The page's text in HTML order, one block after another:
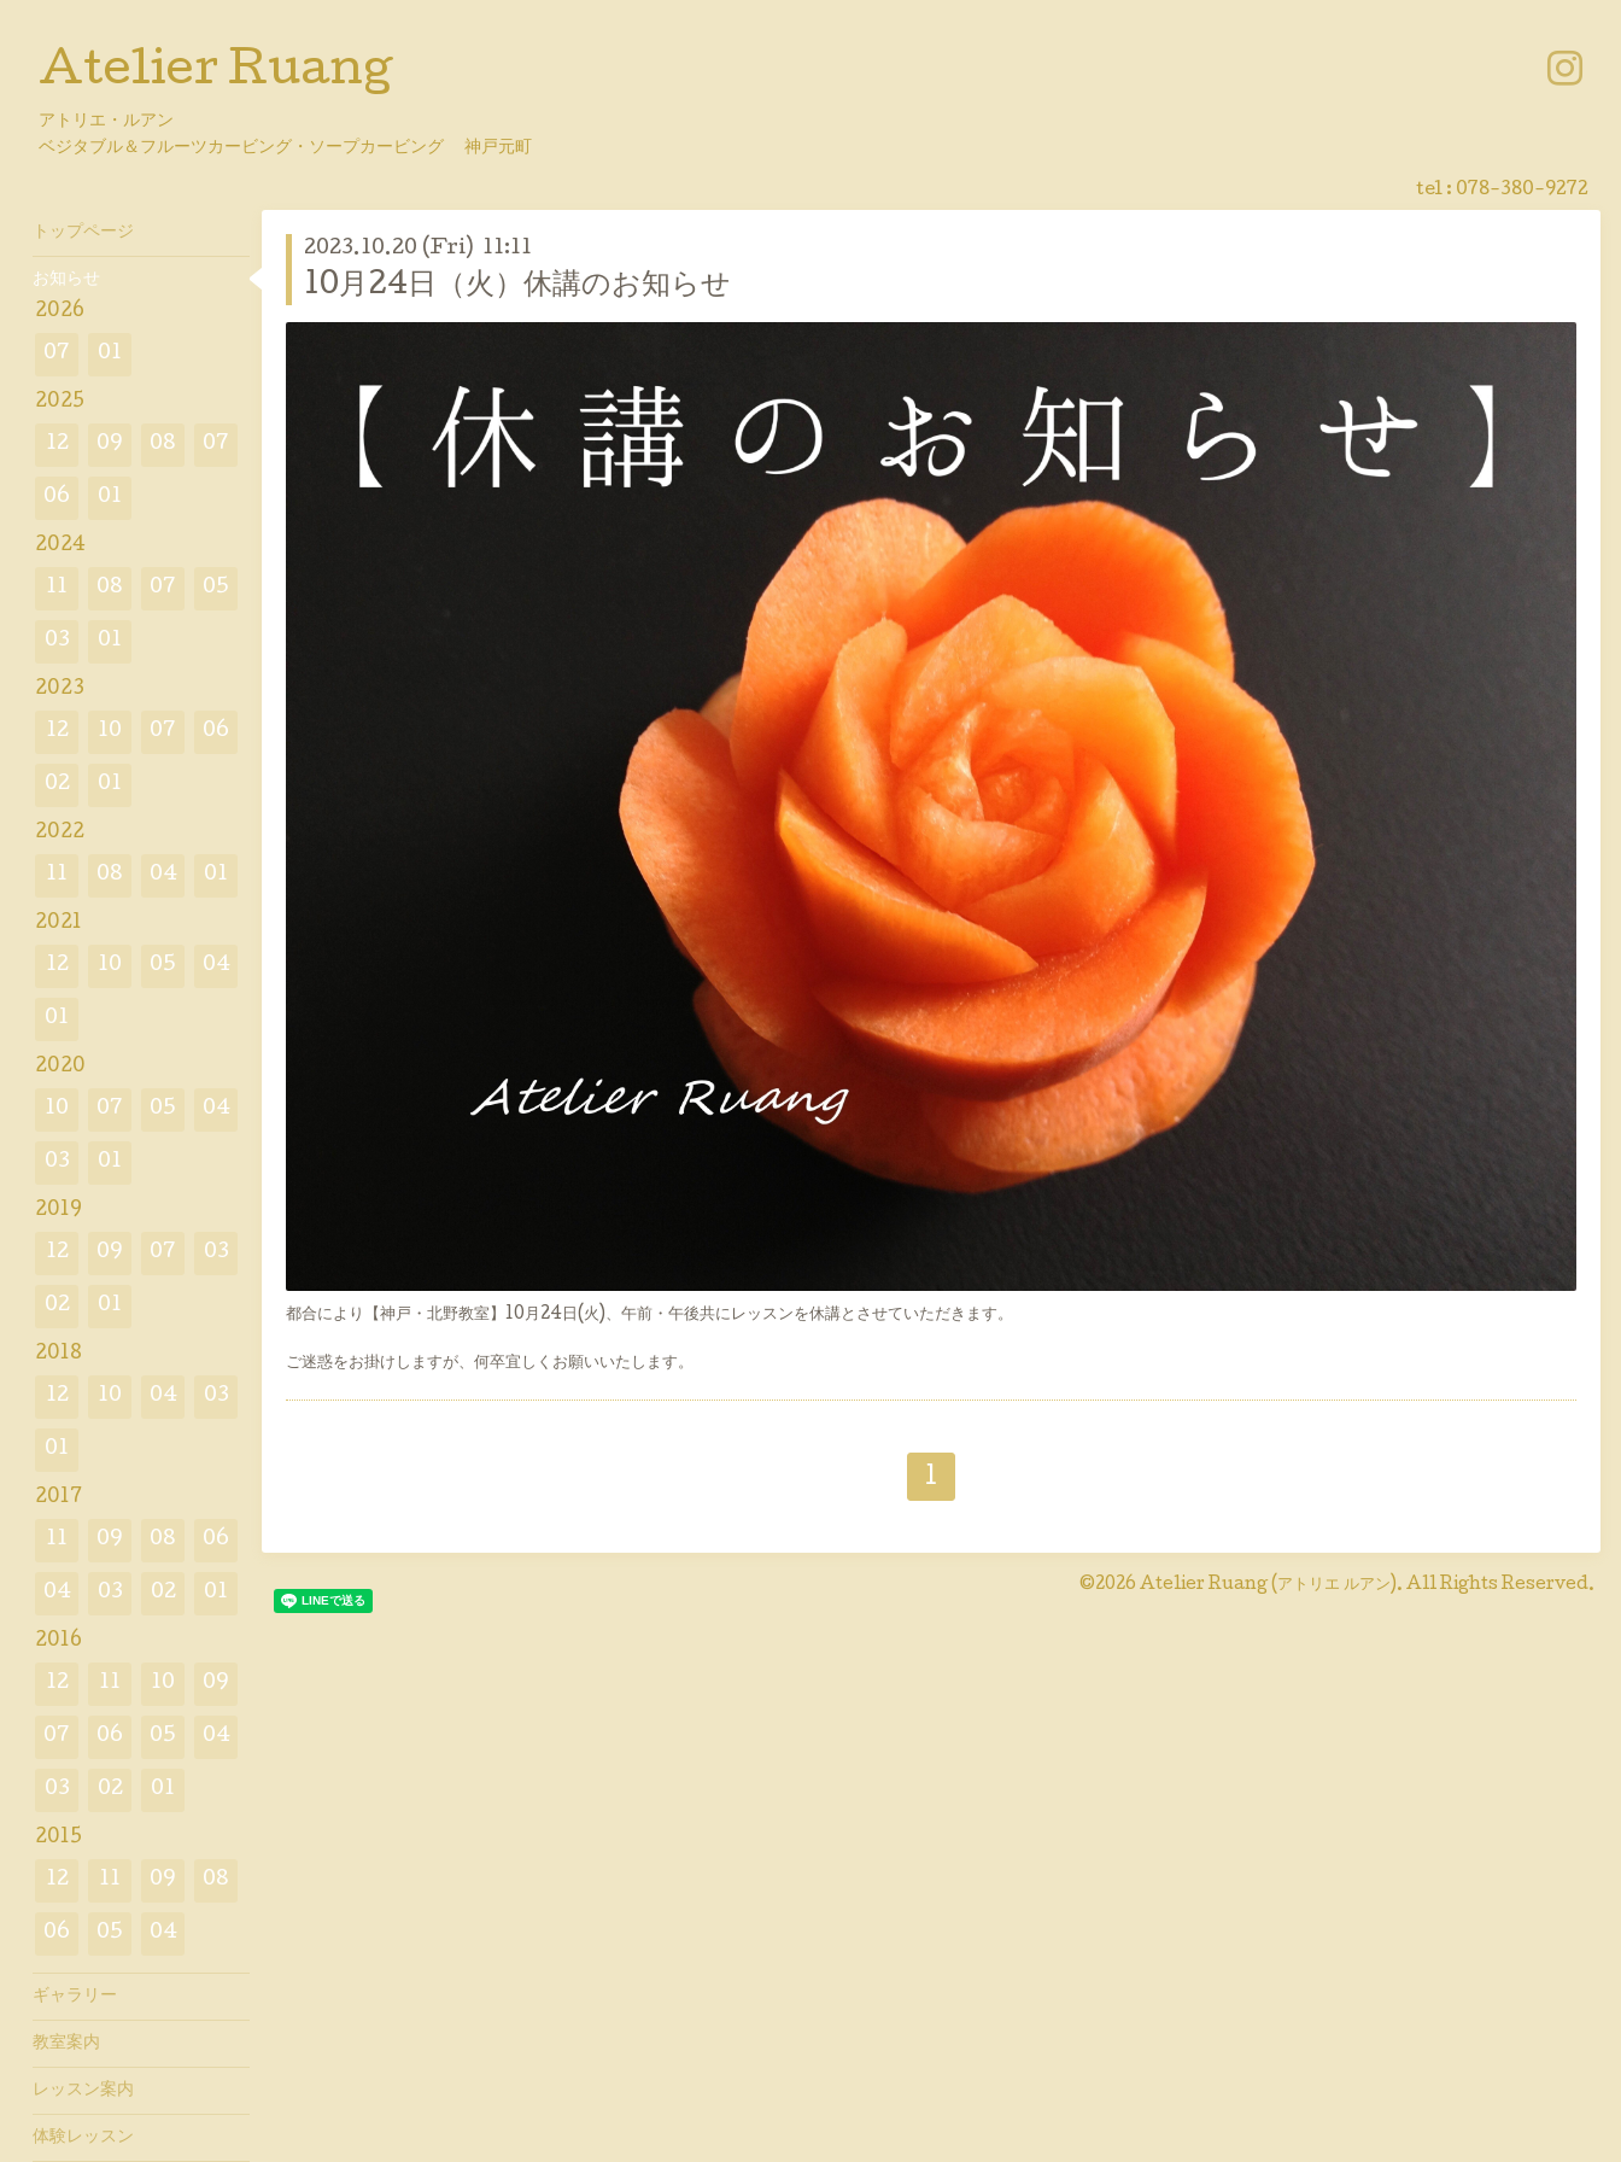
Atelier Ruang
アトリエ・ルアン
ベジタブル＆フルーツカービング・ソープカービング 神戸元町
tel : 078-380-9272
2023.10.20 (Fri) 11:11
10月24日（火）休講のお知らせ
都合により【神戸・北野教室】10月24日(火)、午前・午後共にレッスンを休講とさせていただきます。
ご迷惑をお掛けしますが、何卒宜しくお願いいたします。
1
©2026 Atelier Ruang (アトリエ ルアン). All Rights Reserved.
トップページ
お知らせ
2026
07 01
2025
12 09 08 07
06 01
2024
11 08 07 05
03 01
2023
12 10 07 06
02 01
2022
11 08 04 01
2021
12 10 05 04
01
2020
10 07 05 04
03 01
2019
12 09 07 03
02 01
2018
12 10 04 03
01
2017
11 09 08 06
04 03 02 01
2016
12 11 10 09
07 06 05 04
03 02 01
2015
12 11 09 08
06 05 04
ギャラリー
教室案内
レッスン案内
体験レッスン